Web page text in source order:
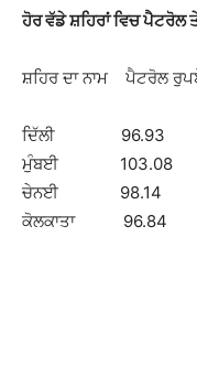
ਹੋਰ ਵੱਡੇ ਸ਼ਹਿਰਾਂ ਵਿਚ ਪੈਟਰੋਲ
ਸ਼ਹਿਰ ਦਾ ਨਾਮ ਪੈਟਰੋਲ
ਦਿੱਲੀ
ਮੁੰਬਈ
ਚੇਨਈ 98.14
ਕੋਲਕਾਤਾ